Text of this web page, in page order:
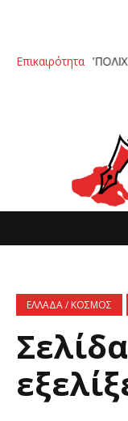
Επικαιρότητα
:”ΠΟΛΙΧΝΙΤΟΣ
ΕΛΛΑΔΑ / ΚΟΣΜΟΣ